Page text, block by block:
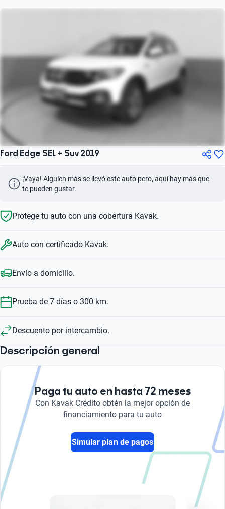
Ford Edge SEL + Suv 2019
¡Vaya! Alguien más se llevó este auto pero, aquí hay más que
te pueden gustar.
Protege tu auto con una cobertura Kavak.
Auto con certificado Kavak.
Envío a domicilio.
Prueba de 7 días o 300 km.
Descuento por intercambio.
Descripción general
Paga tu auto en hasta 72 meses
Con Kavak Crédito obtén la mejor opción de
financiamiento para tu auto
Simular plan de pagos